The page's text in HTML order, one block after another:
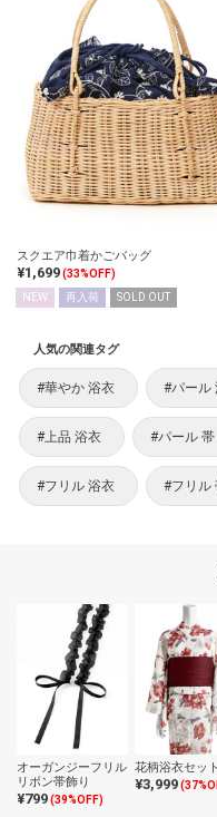
スクエア巾着かごバッグ
¥1,699(33%OFF)
NEW
再入荷 SOLD OUT
人気の関連タグ
#華やか 浴衣 #パール
#上品 浴衣 #パール 帯
#フリル 浴衣 #フリル
オーガンジーフリル
リボン帯飾り
¥799(39%OFF)
花柄浴衣セット
¥3,999